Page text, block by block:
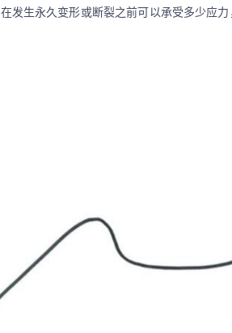
发生永久变形或断裂之前可以承受多少应